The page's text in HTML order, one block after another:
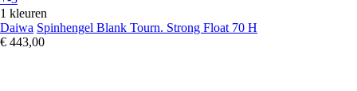
1 kleuren
Daiwa Spinhengel Blank Tourn. Strong Float 70 H
€ 443,00